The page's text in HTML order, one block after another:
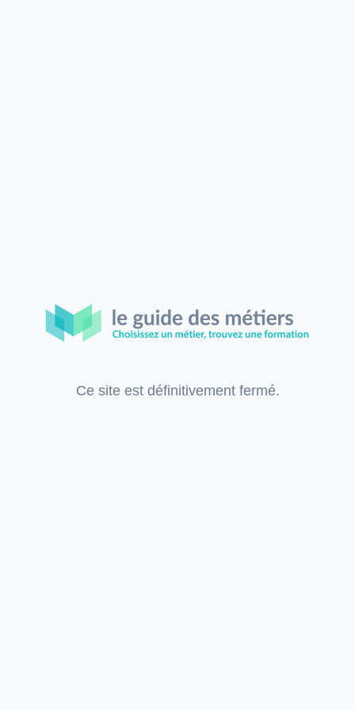
Ce site est définitivement fermé.